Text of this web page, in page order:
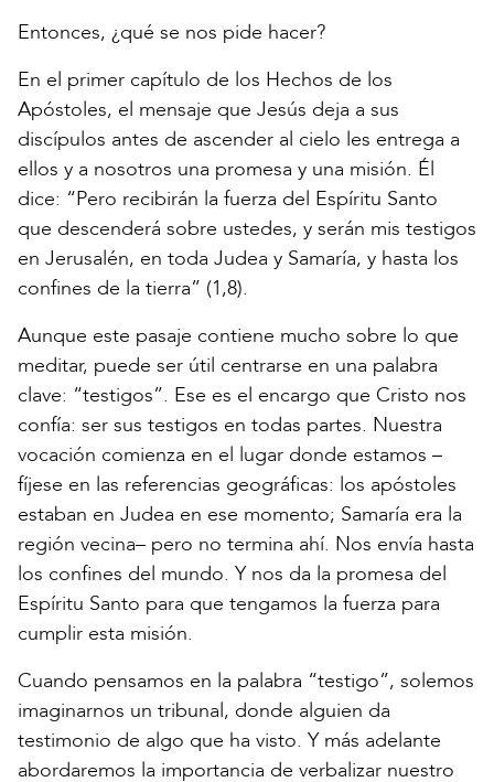
Entonces, ¿qué se nos pide hacer?
En el primer capítulo de los Hechos de los
Apóstoles, el mensaje que Jesús deja a sus
discípulos antes de ascender al cielo les entrega a
ellos y a nosotros una promesa y una misión. Él
dice: “Pero recibirán la fuerza del Espíritu Santo
que descenderá sobre ustedes, y serán mis testigos
en Jerusalén, en toda Judea y Samaría, y hasta los
confines de la tierra” (1,8).
Aunque este pasaje contiene mucho sobre lo que
meditar, puede ser útil centrarse en una palabra
clave: “testigos”. Ese es el encargo que Cristo nos
confía: ser sus testigos en todas partes. Nuestra
vocación comienza en el lugar donde estamos –
fíjese en las referencias geográficas: los apóstoles
estaban en Judea en ese momento; Samaría era la
región vecina– pero no termina ahí. Nos envía hasta
los confines del mundo. Y nos da la promesa del
Espíritu Santo para que tengamos la fuerza para
cumplir esta misión.
Cuando pensamos en la palabra “testigo”, solemos
imaginarnos un tribunal, donde alguien da
testimonio de algo que ha visto. Y más adelante
abordaremos la importancia de verbalizar nuestro